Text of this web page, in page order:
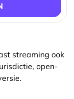
streaming ook
open-